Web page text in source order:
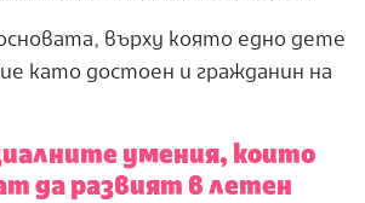
основата, върху която едно дете
като достоен и гражданин на
умения, които
да развият в летен